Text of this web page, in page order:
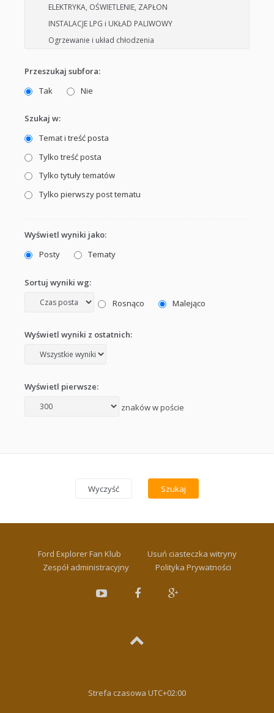
Przeszukaj subfora:
Tak
Nie
Szukaj w:
Temat i treść posta
Tylko treść posta
Tylko tytuły tematów
Tylko pierwszy post tematu
Wyświetl wyniki jako:
Posty
Tematy
Sortuj wyniki wg:
Rosnąco
Malejąco
Wyświetl wyniki z ostatnich:
Wyświetl pierwsze:
znaków w poście
Ford Explorer Fan Klub
Usuń ciasteczka witryny
Zespół administracyjny
Polityka Prywatności
Strefa czasowa UTC+02:00